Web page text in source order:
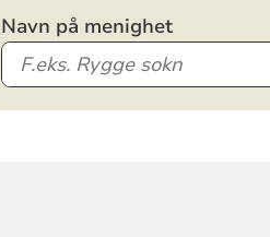
Navn på menighet